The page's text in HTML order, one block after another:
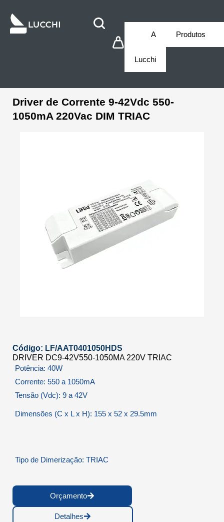
A
Lucchi
Produtos
Driver de Corrente 9-42Vdc 550-
1050mA 220Vac DIM TRIAC
Código: LF/AAT0401050HDS
DRIVER DC9-42V550-1050MA 220V TRIAC
Potência: 40W
Corrente: 550 a 1050mA
Tensão (Vdc): 9 a 42V
Dimensões (C x L x H): 155 x 52 x 29.5mm
Tipo de Dimerização: TRIAC
Orçamento
Detalhes